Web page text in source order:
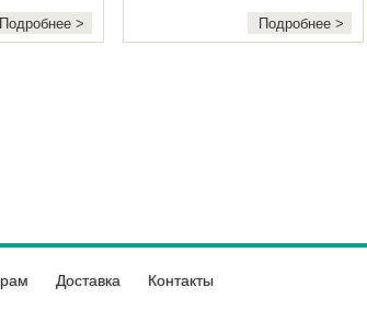
Подробнее > Подробнее >
Доставка Контакты